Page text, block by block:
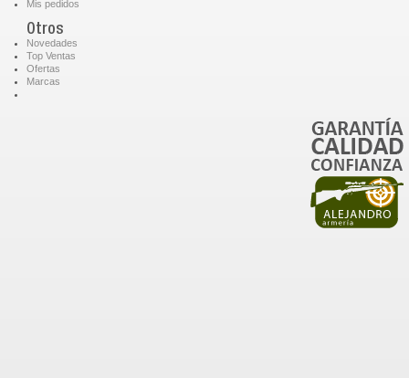
Mis pedidos
Otros
Novedades
Top Ventas
Ofertas
Marcas